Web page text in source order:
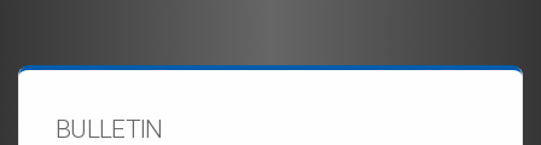
BULLETIN